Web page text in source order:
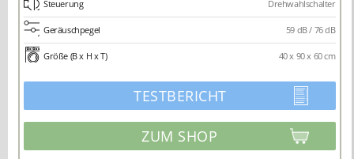
Steuerung Drehwahlschalter
Geräuschpegel 59 dB / 76 dB
Größe (B x H x T) 40 x 90 x 60 cm
TESTBERICHT